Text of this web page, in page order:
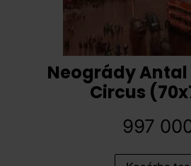
Neogrády
Circus
997